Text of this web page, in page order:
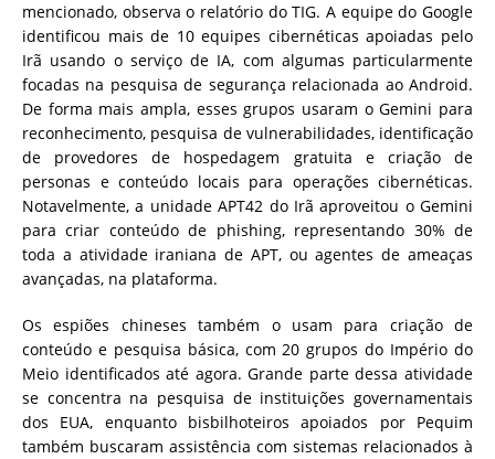
mencionado, observa o relatório do TIG. A equipe do Google
identificou mais de 10 equipes cibernéticas apoiadas pelo
Irã usando o serviço de IA, com algumas particularmente
focadas na pesquisa de segurança relacionada ao Android.
De forma mais ampla, esses grupos usaram o Gemini para
reconhecimento, pesquisa de vulnerabilidades, identificação
de provedores de hospedagem gratuita e criação de
personas e conteúdo locais para operações cibernéticas.
Notavelmente, a unidade APT42 do Irã aproveitou o Gemini
para criar conteúdo de phishing, representando 30% de
toda a atividade iraniana de APT, ou agentes de ameaças
avançadas, na plataforma.
Os espiões chineses também o usam para criação de
conteúdo e pesquisa básica, com 20 grupos do Império do
Meio identificados até agora. Grande parte dessa atividade
se concentra na pesquisa de instituições governamentais
dos EUA, enquanto bisbilhoteiros apoiados por Pequim
também buscaram assistência com sistemas relacionados à